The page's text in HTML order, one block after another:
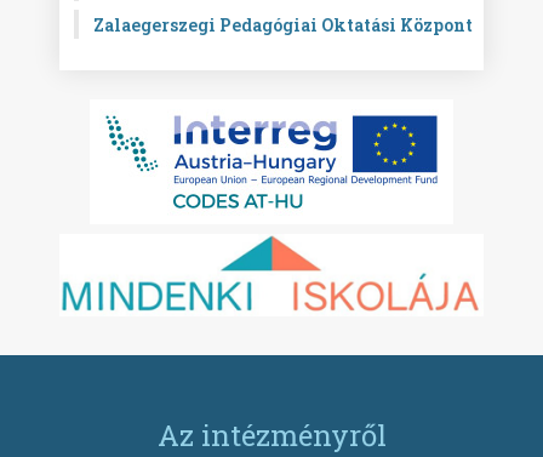
Zalaegerszegi Pedagógiai Oktatási Központ
Az intézményről